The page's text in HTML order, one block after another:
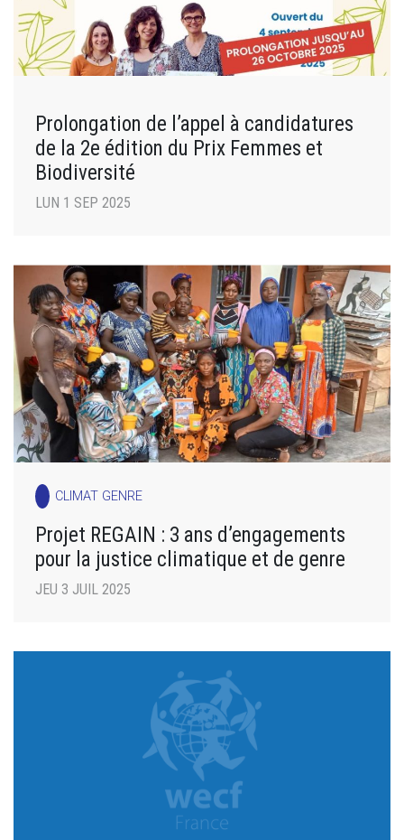
Prolongation de l’appel à candidatures
de la 2e édition du Prix Femmes et
Biodiversité
LUN 1 SEP 2025
CLIMAT GENRE
Projet REGAIN : 3 ans d’engagements
pour la justice climatique et de genre
JEU 3 JUIL 2025